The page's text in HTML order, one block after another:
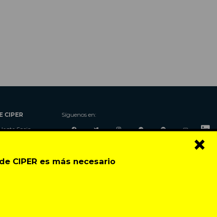
CIPER es más necesario
×
CIPER
Socio
Contacto
Síguenos en: